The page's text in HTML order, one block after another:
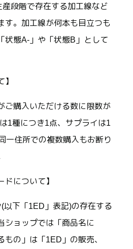
段階で存在する加工線など
す。加工線が何本も目立つも
状態A-」や「状態B」として
】
ご購入いただける数に限数が
1種につき1点、サプライは1
一住所での複数購入もお断り
ドについて】
以下「1ED」表記)の存在する
ショップでは「商品名に
もの」は「1ED」の販売、